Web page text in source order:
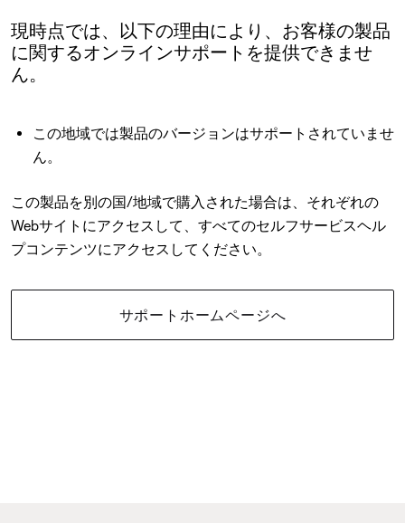
現時点では、以下の理由により、お客様の製品
に関するオンラインサポートを提供できませ
ん。
この地域では製品のバージョンはサポートされていませ
ん。
この製品を別の国/地域で購入された場合は、それぞれの
Webサイトにアクセスして、すべてのセルフサービスヘル
プコンテンツにアクセスしてください。
サポートホームページへ